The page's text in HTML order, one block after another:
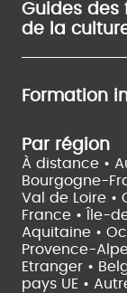
Guides des
de la
Formation
Par région
À distance •
Bourgogne-
Val de Loire •
France •
Île-
Aquitaine •
Provence-
Etranger •
pays UE •